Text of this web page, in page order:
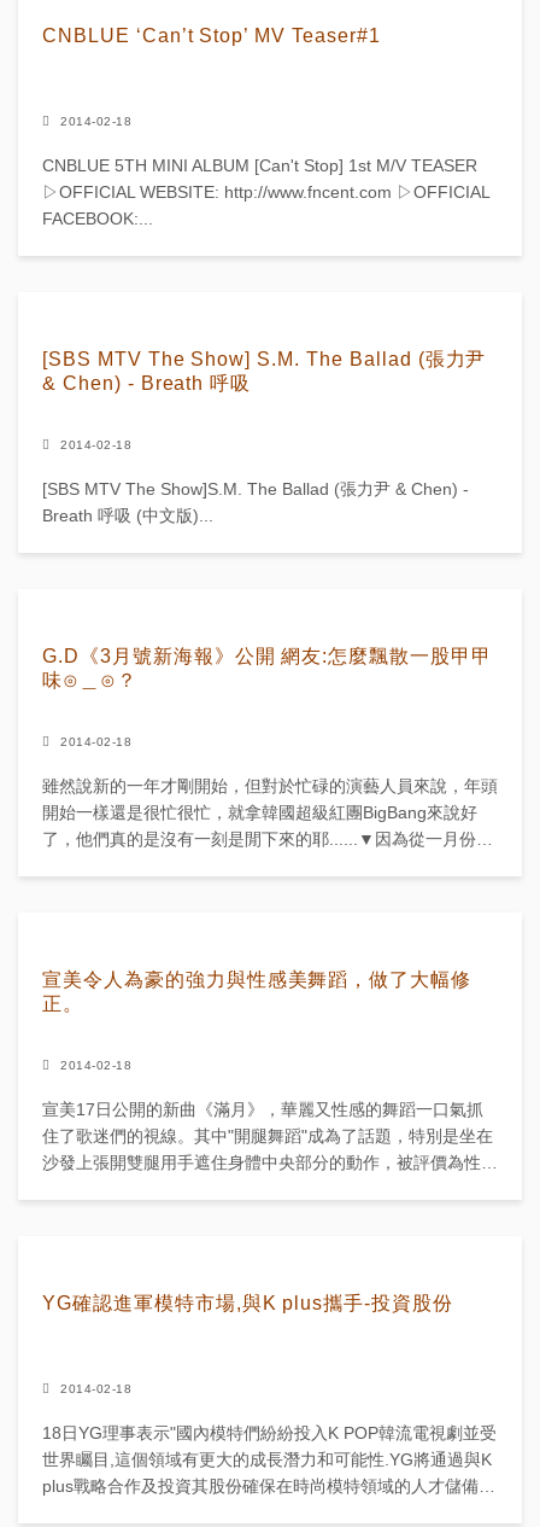
CNBLUE ‘Can’t Stop’ MV Teaser#1
2014-02-18
CNBLUE 5TH MINI ALBUM [Can't Stop] 1st M/V TEASER
▷OFFICIAL WEBSITE: http://www.fncent.com ▷OFFICIAL
FACEBOOK:...
[SBS MTV The Show] S.M. The Ballad (張力尹
& Chen) - Breath 呼吸
2014-02-18
[SBS MTV The Show]S.M. The Ballad (張力尹 & Chen) -
Breath 呼吸 (中文版)...
G.D《3月號新海報》公開 網友:怎麼飄散一股甲甲
味⊙＿⊙？
2014-02-18
雖然說新的一年才剛開始，但對於忙碌的演藝人員來說，年頭
開始一樣還是很忙很忙，就拿韓國超級紅團BigBang來說好
了，他們真的是沒有一刻是閒下來的耶......▼因為從一月份開
宣美令人為豪的強力與性感美舞蹈，做了大幅修
正。
2014-02-18
宣美17日公開的新曲《滿月》，華麗又性感的舞蹈一口氣抓
住了歌迷們的視線。其中"開腿舞蹈"成為了話題，特別是坐在
沙發上張開雙腿用手遮住身體中央部分的動作，被評價為性感
YG確認進軍模特市場,與K plus攜手-投資股份
2014-02-18
18日YG理事表示"國內模特們紛紛投入K POP韓流電視劇並受
世界矚目,這個領域有更大的成長潛力和可能性.YG將通過與K
plus戰略合作及投資其股份確保在時尚模特領域的人才儲備,